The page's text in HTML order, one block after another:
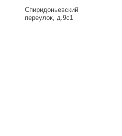
Спиридоньевский
переулок, д.9с1